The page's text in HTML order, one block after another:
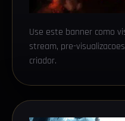
Use este banner como
stream, pre-
criador.